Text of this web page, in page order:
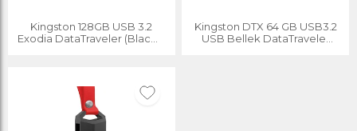
Kingston 128GB USB 3.2
Exodia DataTraveler (Black +
Kingston DTX 64 GB USB3.2
USB Bellek DataTraveler